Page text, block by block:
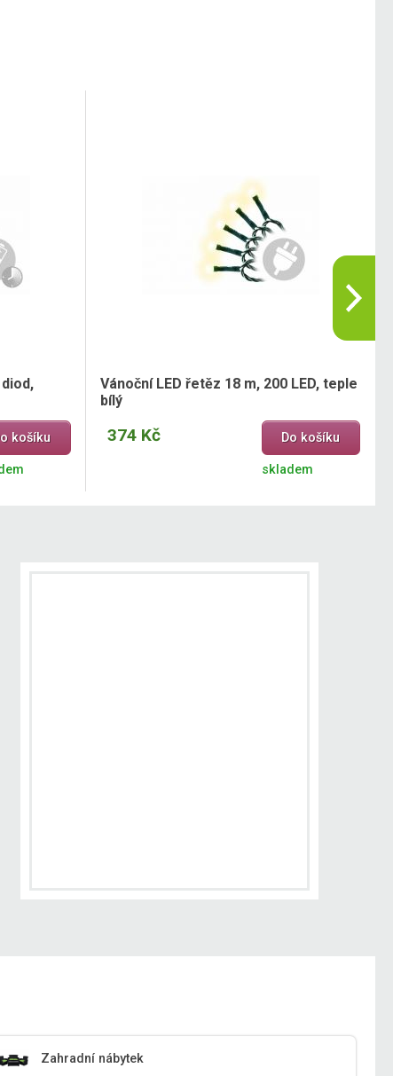
košíku
Vánoční LED řetěz 18 m, 200 LED, teple
bílý
374 Kč Do košíku
skladem
Zahradní nábytek